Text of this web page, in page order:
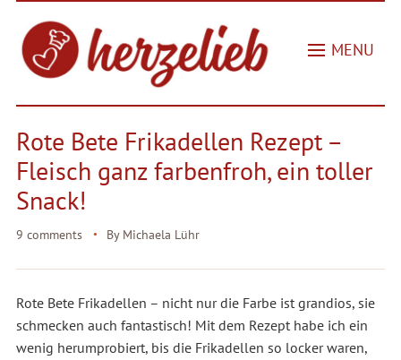
MENU
Rote Bete Frikadellen Rezept –
Fleisch ganz farbenfroh, ein toller
Snack!
9 comments By Michaela Lühr
Rote Bete Frikadellen – nicht nur die Farbe ist grandios, sie
schmecken auch fantastisch! Mit dem Rezept habe ich ein
wenig herumprobiert, bis die Frikadellen so locker waren,